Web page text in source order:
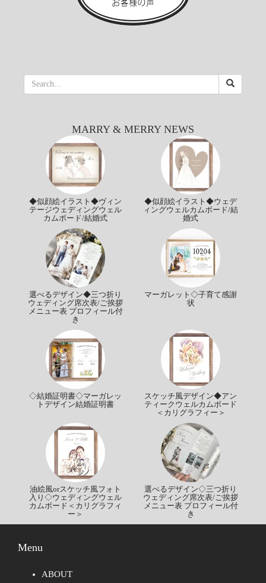
MARRY & MERRY NEWS
◆似顔絵イラスト◆ヴィン
テージウェディングウェル
カムボード/結婚式
◆似顔絵イラスト◆ウェデ
ィングウェルカムボード/結
婚式
選べるデザイン◆三つ折り
ウェディング席次表/ご挨拶
メニュー表 プロフィール付
き
マーガレット◇子育て感謝
状
◇結婚証明書◇マーガレッ
トデザイン結婚証明書
スケッチ風デザイン◆アン
ティークウェルカムボード
＜カリグラフィー＞
油絵風orスケッチ風フォト
入り◇ウェディングウェル
カムボード＜カリグラフィ
ー＞
選べるデザイン◇三つ折り
ウェディング席次表/ご挨拶
メニュー表 プロフィール付
き
Menu
ABOUT